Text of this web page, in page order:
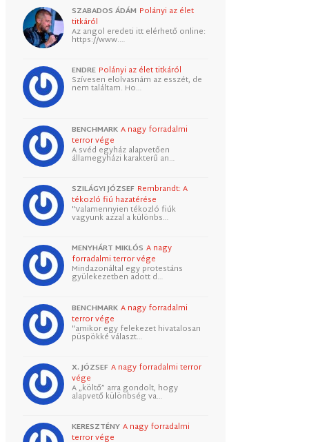
SZABADOS ÁDÁM Polányi az élet
titkáról
Az angol eredeti itt elérhető online:
https://www.…
ENDRE Polányi az élet titkáról
Szívesen elolvasnám az esszét, de
nem találtam. Ho…
BENCHMARK A nagy forradalmi
terror vége
A svéd egyház alapvetően
államegyházi karakterű an…
SZILÁGYI JÓZSEF Rembrandt: A
tékozló fiú hazatérése
"Valamennyien tékozló fiúk
vagyunk azzal a különbs…
MENYHÁRT MIKLÓS A nagy
forradalmi terror vége
Mindazonáltal egy protestáns
gyülekezetben adott d…
BENCHMARK A nagy forradalmi
terror vége
"amikor egy felekezet hivatalosan
püspökké választ…
X. JÓZSEF A nagy forradalmi terror
vége
A „költő” arra gondolt, hogy
alapvető különbség va…
KERESZTÉNY A nagy forradalmi
terror vége